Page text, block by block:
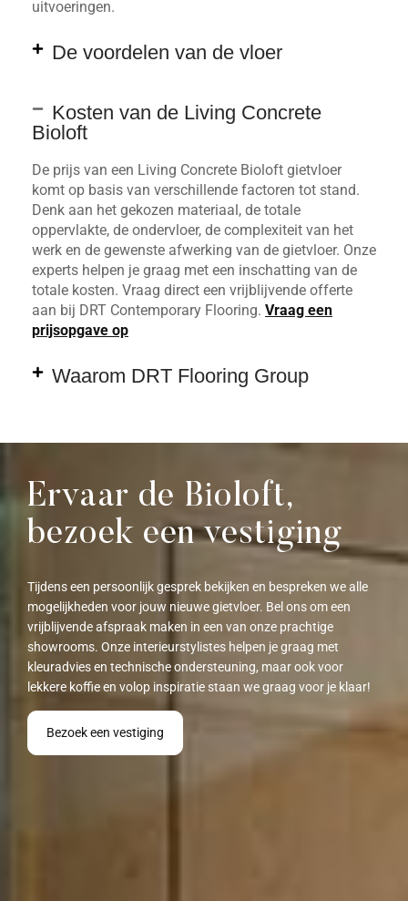
uitvoeringen.
De voordelen van de vloer
Kosten van de Living Concrete
Bioloft
De prijs van een Living Concrete Bioloft gietvloer
komt op basis van verschillende factoren tot stand.
Denk aan het gekozen materiaal, de totale
oppervlakte, de ondervloer, de complexiteit van het
werk en de gewenste afwerking van de gietvloer. Onze
experts helpen je graag met een inschatting van de
totale kosten. Vraag direct een vrijblijvende offerte
aan bij DRT Contemporary Flooring. Vraag een
prijsopgave op
Waarom DRT Flooring Group
Ervaar de Bioloft,
bezoek een vestiging
Tijdens een persoonlijk gesprek bekijken en bespreken we alle
mogelijkheden voor jouw nieuwe gietvloer. Bel ons om een
vrijblijvende afspraak maken in een van onze prachtige
showrooms. Onze interieurstylistes helpen je graag met
kleuradvies en technische ondersteuning, maar ook voor
lekkere koffie en volop inspiratie staan we graag voor je klaar!​
Bezoek een vestiging